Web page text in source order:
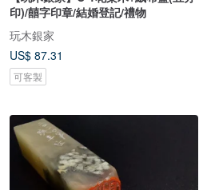
印)/囍字印章/結婚登記/禮物
玩木銀家
US$ 87.31
可客製